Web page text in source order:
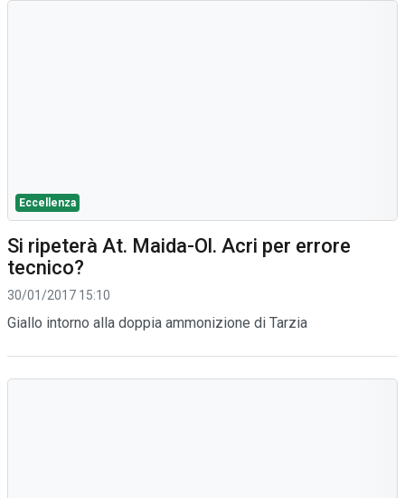
Eccellenza
Si ripeterà At. Maida-Ol. Acri per errore
tecnico?
30/01/2017 15:10
Giallo intorno alla doppia ammonizione di Tarzia